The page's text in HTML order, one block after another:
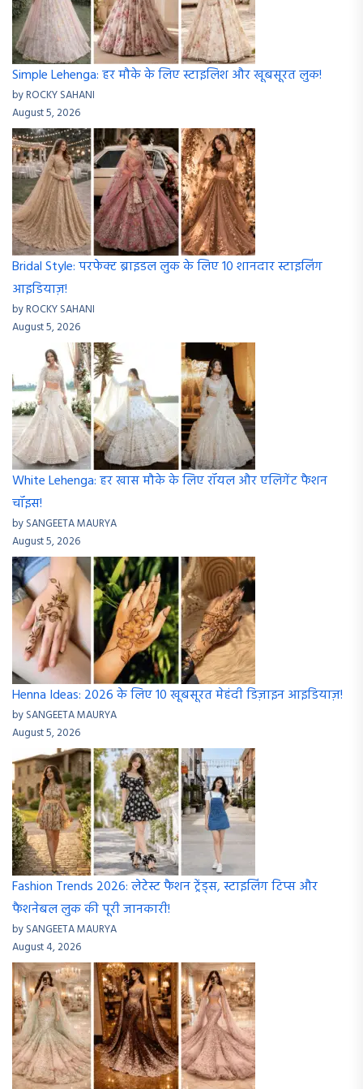
Simple Lehenga: हर मौके के लिए स्टाइलिश और खूबसूरत लुक!
by ROCKY SAHANI
August 5, 2026
Bridal Style: परफेक्ट ब्राइडल लुक के लिए 10 शानदार स्टाइलिंग
आइडियाज़!
by ROCKY SAHANI
August 5, 2026
White Lehenga: हर खास मौके के लिए रॉयल और एलिगेंट फैशन
चॉइस!
by SANGEETA MAURYA
August 5, 2026
Henna Ideas: 2026 के लिए 10 खूबसूरत मेहंदी डिज़ाइन आइडियाज़!
by SANGEETA MAURYA
August 5, 2026
Fashion Trends 2026: लेटेस्ट फैशन ट्रेंड्स, स्टाइलिंग टिप्स और
फैशनेबल लुक की पूरी जानकारी!
by SANGEETA MAURYA
August 4, 2026